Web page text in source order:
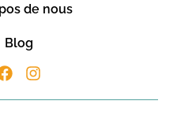
de nous
Blog